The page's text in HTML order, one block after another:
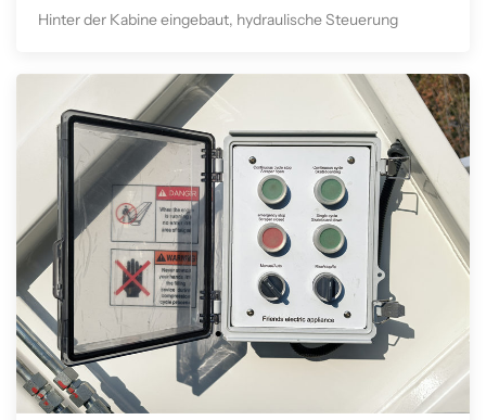
Hinter der Kabine eingebaut, hydraulische Steuerung